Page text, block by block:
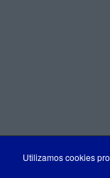
Utilizamos cookies